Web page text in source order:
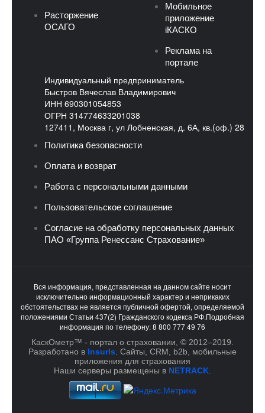
Расторжение
ОСАГО
Мобильное
приложение
iКАСКО
Реклама на
портале
Индивидуальный предприниматель
Быстров Вячеслав Владимирович
ИНН 690301054853
ОГРН 314774633201038
127411, Москва г, ул Лобненская, д. 6А, кв.(оф.) 28
Политика безопасности
Оплата и возврат
Работа с персональными данными
Пользовательское соглашение
Согласие на обработку персональных данных
ПАО «Группа Ренессанс Страхование»
Вся информация, представленная на данном сайте носит
исключительно информационный характер и неприкаких
обстоятельствах не является публичной офертой, определяемой
положениями Статьи 437(2) Гражданского кодекса РФ.Подробная
информация по телефону: 8 800 777 49 76
КаскОметр™ - портал о страховании, © 2012–2019.
Разработано в InsurIs . Cайты, CRM, b2b, мобильные
приложения для страхования
Наши серверы размещены в NETRACK